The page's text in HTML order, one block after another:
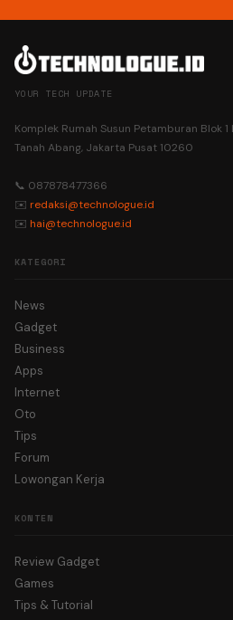
YOUR TECH UPDATE
Komplek Rumah Susun Petamburan Blok 1
Tanah Abang, Jakarta Pusat 10260
📞 087878477366
✉️ redaksi@technologue.id
✉️ hai@technologue.id
KATEGORI
News
Gadget
Business
Apps
Internet
Oto
Tips
Forum
Lowongan Kerja
KONTEN
Review Gadget
Games
Tips & Tutorial